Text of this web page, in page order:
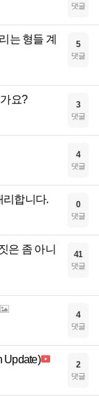
댓글
는 형들 계
5
댓글
요? 3
댓글
4
댓글
리합니다. 0
댓글
은 좀 아니
41
댓글
4
댓글
Update) 2
댓글